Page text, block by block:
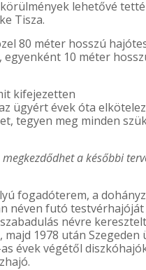
lehetővé
Tisza.
80 méter hosszú
10 méter
kifejezetten
ügyért évek óta
tegyen meg minden
a későbbi
fogadóterem, a
néven futó testvérhajóját
névre
1978 után Szegeden
évek végétől